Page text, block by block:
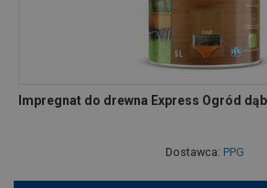
Impregnat do drewna Express Ogród dąb
Dostawca: PPG